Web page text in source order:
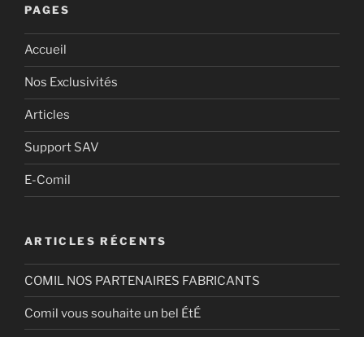
PAGES
Accueil
Nos Exclusivités
Articles
Support SAV
E-Comil
ARTICLES RÉCENTS
COMIL NOS PARTENAIRES FABRICANTS
Comil vous souhaite un bel ÉtÉ